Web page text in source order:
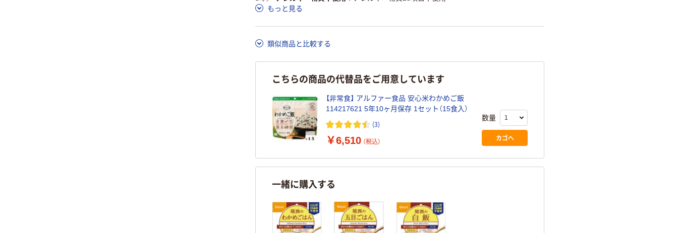
もっと見る
類似商品と比較する
こちらの商品の代替品をご用意しています
【非常食】 アルファー食品 安心米わかめご飯
114217621 5年10ヶ月保存 1セット（15食入）
(3)
￥6,510 （税込）
数量
カゴへ
一緒に購入する